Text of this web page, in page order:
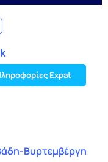
Expat
Βυρτεμβέργη